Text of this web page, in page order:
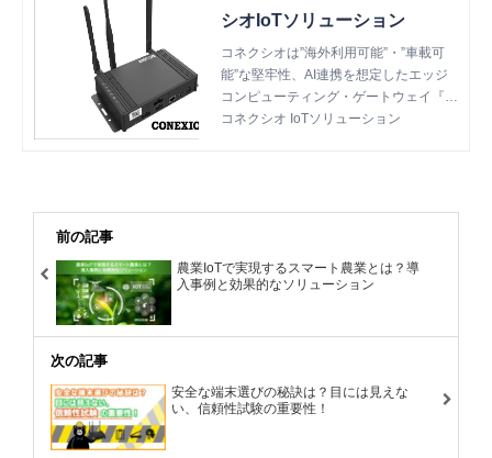
シオIoTソリューション
コネクシオは”海外利用可能”・”車載可
能”な堅牢性、AI連携を想定したエッジ
コンピューティング・ゲートウェイ『C
ONEXIOBlackBear』を開発しました。I
コネクシオ IoTソリューション
前の記事
農業IoTで実現するスマート農業とは？導
入事例と効果的なソリューション
次の記事
安全な端末選びの秘訣は？目には見えな
い、信頼性試験の重要性！